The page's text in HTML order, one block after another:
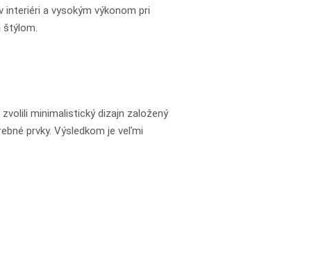
interiéri a vysokým výkonom pri
štýlom.
minimalistický dizajn založený
prvky. Výsledkom je veľmi